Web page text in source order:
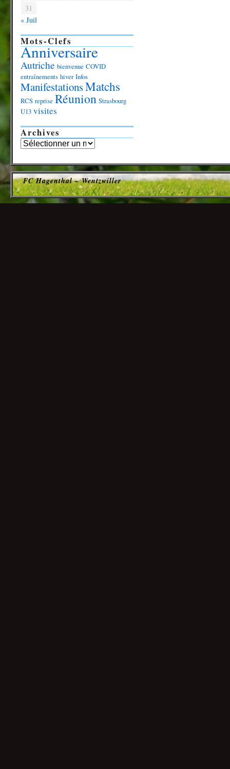
31
« Juil
Mots-Clefs
Anniversaire
Autriche bienvenue COVID
entraînements hiver Infos
ManifestationsMatchs
RCS reprise Réunion Strasbourg
U13 visites
Archives
FC Hagenthal – Wentzwiller